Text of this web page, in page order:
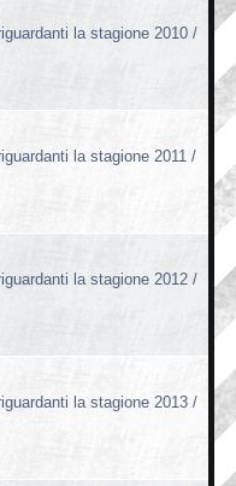
la stagione 2010 /
la stagione 2011 /
la stagione 2012 /
la stagione 2013 /